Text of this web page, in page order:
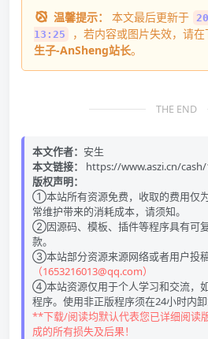
温馨提示： 本文最后更新于
13:25
，若内容或图片失效，请在
生子-AnSheng站长。
THE END
本文作者： 安生
本文链接：
https://www.aszi.cn/
版权声明：
①本站所有资源免费，收取的费用仅
常维护带来的消耗成本，请须知。
②因源码、模板、插件等程序具有可
款。
③本站部分资源来源网络或者用户投稿
（1653216013@qq.com）
④本站资源仅用于个人学习和交流，
程序。使用非正版程序须在24小时内卸
**下载/阅读均默认代表您已详细阅读
成的所有损失及后果！